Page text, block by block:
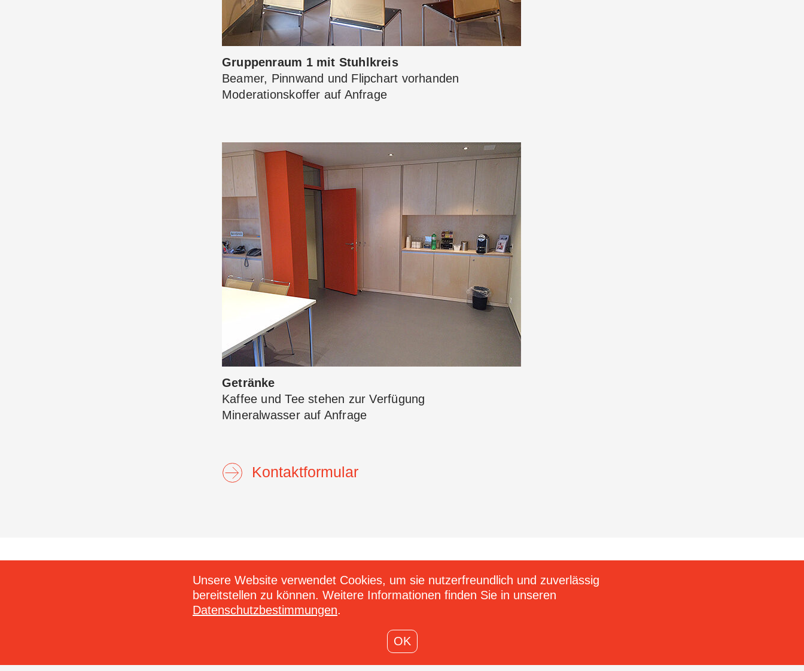
Gruppenraum 1 mit Stuhlkreis
Beamer, Pinnwand und Flipchart vorhanden
Moderationskoffer auf Anfrage
Getränke
Kaffee und Tee stehen zur Verfügung
Mineralwasser auf Anfrage
Kontaktformular
info@suchtfachstelle.zuerich
www.suchtfachstelle.zuerich
Melden Sie sich jetzt für unseren Newsletter an:
Unsere Website verwendet Cookies, um sie nutzerfreundlich und zuverlässig
bereitstellen zu können. Weitere Informationen finden Sie in unseren
Datenschutzbestimmungen.
OK